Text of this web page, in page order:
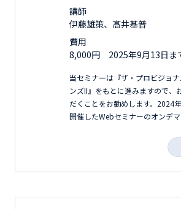
講師
伊藤雄策、髙井基普
費用
8,000円 2025年9月13日ま
当セミナーは『ザ・プロビジョ
ンズII』をもとに進みますので、
だくことをお勧めします。2024
開催したWebセミナーのオンデマ